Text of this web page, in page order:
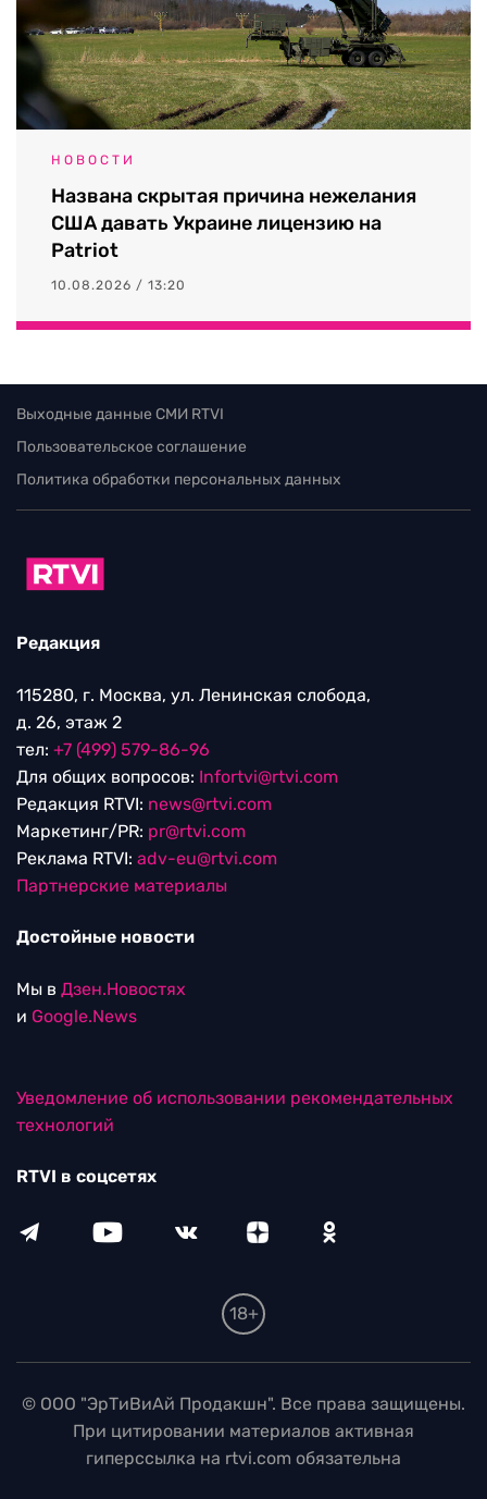
НОВОСТИ
Названа скрытая причина нежелания
США давать Украине лицензию на
Patriot
10.08.2026 / 13:20
Выходные данные СМИ RTVI
Пользовательское соглашение
Политика обработки персональных данных
Редакция
115280, г. Москва, ул. Ленинская слобода,
д. 26, этаж 2
тел: +7 (499) 579-86-96
Для общих вопросов: Infortvi@rtvi.com
Редакция RTVI: news@rtvi.com
Маркетинг/PR: pr@rtvi.com
Реклама RTVI: adv-eu@rtvi.com
Партнерские материалы
Достойные новости
Мы в Дзен.Новостях
и Google.News
Уведомление об использовании рекомендательных
технологий
RTVI в соцсетях
18+
© ООО "ЭрТиВиАй Продакшн". Все права защищены.
При цитировании материалов активная
гиперссылка на rtvi.com обязательна